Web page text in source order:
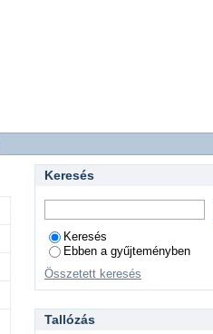
Keresés
Keresés
Ebben a gyűjteményben
Összetett keresés
Tallózás